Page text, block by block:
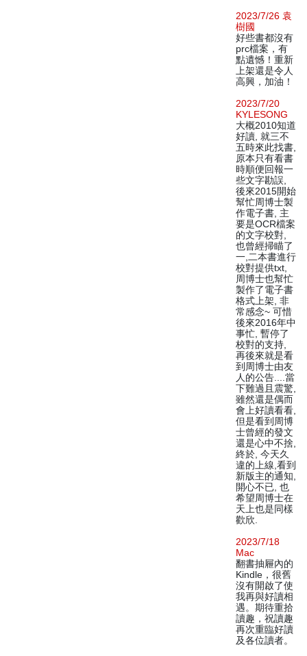
2023/7/26 袁
樹國
好些書都沒有
prc檔案，有
點遺憾！重新
上架還是令人
高興，加油！
2023/7/20
KYLESONG
大概2010知道
好讀, 就三不
五時來此找書,
原本只有看書
時順便回報一
些文字勘誤,
後來2015開始
幫忙周博士製
作電子書, 主
要是OCR檔案
的文字校對,
也曾經掃瞄了
一,二本書進行
校對提供txt,
周博士也幫忙
製作了電子書
格式上架, 非
常感念~ 可惜
後來2016年中
事忙, 暫停了
校對的支持,
再後來就是看
到周博士由友
人的公告....當
下難過且震驚,
雖然還是偶而
會上好讀看看,
但是看到周博
士曾經的發文
還是心中不捨,
終於, 今天久
違的上線,看到
新版主的通知,
開心不已, 也
希望周博士在
天上也是同樣
歡欣.
2023/7/18
Mac
翻書抽屜內的
Kindle，很舊
沒有開啟了使
我再與好讀相
遇。期待重拾
讀趣，祝讀趣
再次重臨好讀
及各位讀者。